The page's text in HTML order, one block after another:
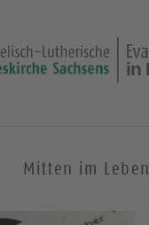
Mitten im Leben